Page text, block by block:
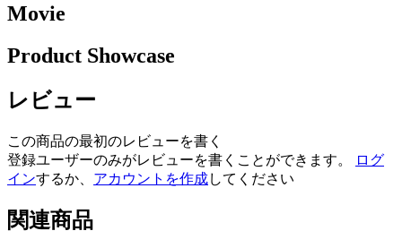
Movie
Product Showcase
レビュー
この商品の最初のレビューを書く
登録ユーザーのみがレビューを書くことができます。
ログ
インするか、 アカウントを作成してください
関連商品